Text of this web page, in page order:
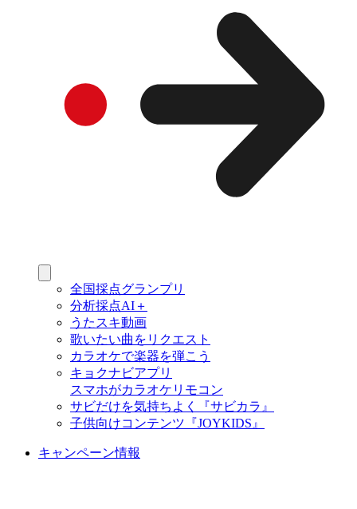
全国採点グランプリ
分析採点AI＋
うたスキ動画
歌いたい曲をリクエスト
カラオケで楽器を弾こう
キョクナビアプリ
スマホがカラオケリモコン
サビだけを気持ちよく『サビカラ』
子供向けコンテンツ『JOYKIDS』
キャンペーン情報